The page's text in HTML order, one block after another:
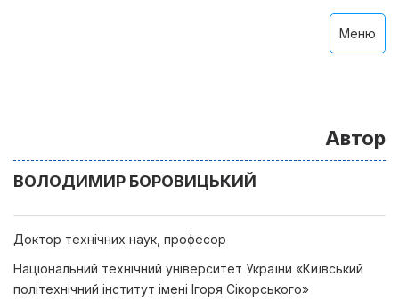
Меню
Автор
ВОЛОДИМИР БОРОВИЦЬКИЙ
Доктор технічних наук, професор
Національний технічний університет України «Київський
політехнічний інститут імені Ігоря Сікорського»